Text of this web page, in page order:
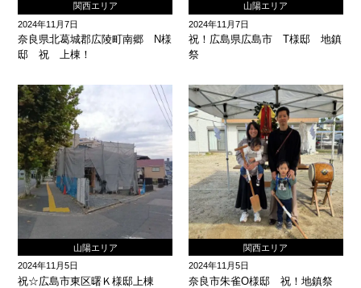
関西エリア
2024年11月7日
奈良県北葛城郡広陵町南郷 N様
邸 祝 上棟！
山陽エリア
2024年11月7日
祝！広島県広島市 T様邸 地鎮
祭
山陽エリア
2024年11月5日
祝☆広島市東区曙Ｋ様邸上棟
関西エリア
2024年11月5日
奈良市朱雀O様邸 祝！地鎮祭